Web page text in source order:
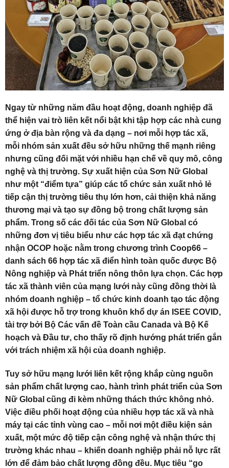
Ngay từ những năm đầu hoạt động, doanh nghiệp đã
thể hiện vai trò liên kết nổi bật khi tập hợp các nhà cung
ứng ở địa bàn rộng và đa dạng – nơi mỗi hợp tác xã,
mỗi nhóm sản xuất đều sở hữu những thế mạnh riêng
nhưng cũng đối mặt với nhiều hạn chế về quy mô, công
nghệ và thị trường. Sự xuất hiện của Sơn Nữ Global
như một “điểm tựa” giúp các tổ chức sản xuất nhỏ lẻ
tiếp cận thị trường tiêu thụ lớn hơn, cải thiện khả năng
thương mại và tạo sự đồng bộ trong chất lượng sản
phẩm. Trong số các đối tác của Sơn Nữ Global có
những đơn vị tiêu biểu như các hợp tác xã đạt chứng
nhận OCOP hoặc nằm trong chương trình Coop66 –
danh sách 66 hợp tác xã điển hình toàn quốc được Bộ
Nông nghiệp và Phát triển nông thôn lựa chọn. Các hợp
tác xã thành viên của mạng lưới này cũng đồng thời là
nhóm doanh nghiệp – tổ chức kinh doanh tạo tác động
xã hội được hỗ trợ trong khuôn khổ dự án ISEE COVID,
tài trợ bởi Bộ Các vấn đề Toàn cầu Canada và Bộ Kế
hoạch và Đầu tư, cho thấy rõ định hướng phát triển gắn
với trách nhiệm xã hội của doanh nghiệp.
Tuy sở hữu mạng lưới liên kết rộng khắp cùng nguồn
sản phẩm chất lượng cao, hành trình phát triển của Sơn
Nữ Global cũng đi kèm những thách thức không nhỏ.
Việc điều phối hoạt động của nhiều hợp tác xã và nhà
máy tại các tỉnh vùng cao – mỗi nơi một điều kiện sản
xuất, một mức độ tiếp cận công nghệ và nhận thức thị
trường khác nhau – khiến doanh nghiệp phải nỗ lực rất
lớn để đảm bảo chất lượng đồng đều. Mục tiêu “go